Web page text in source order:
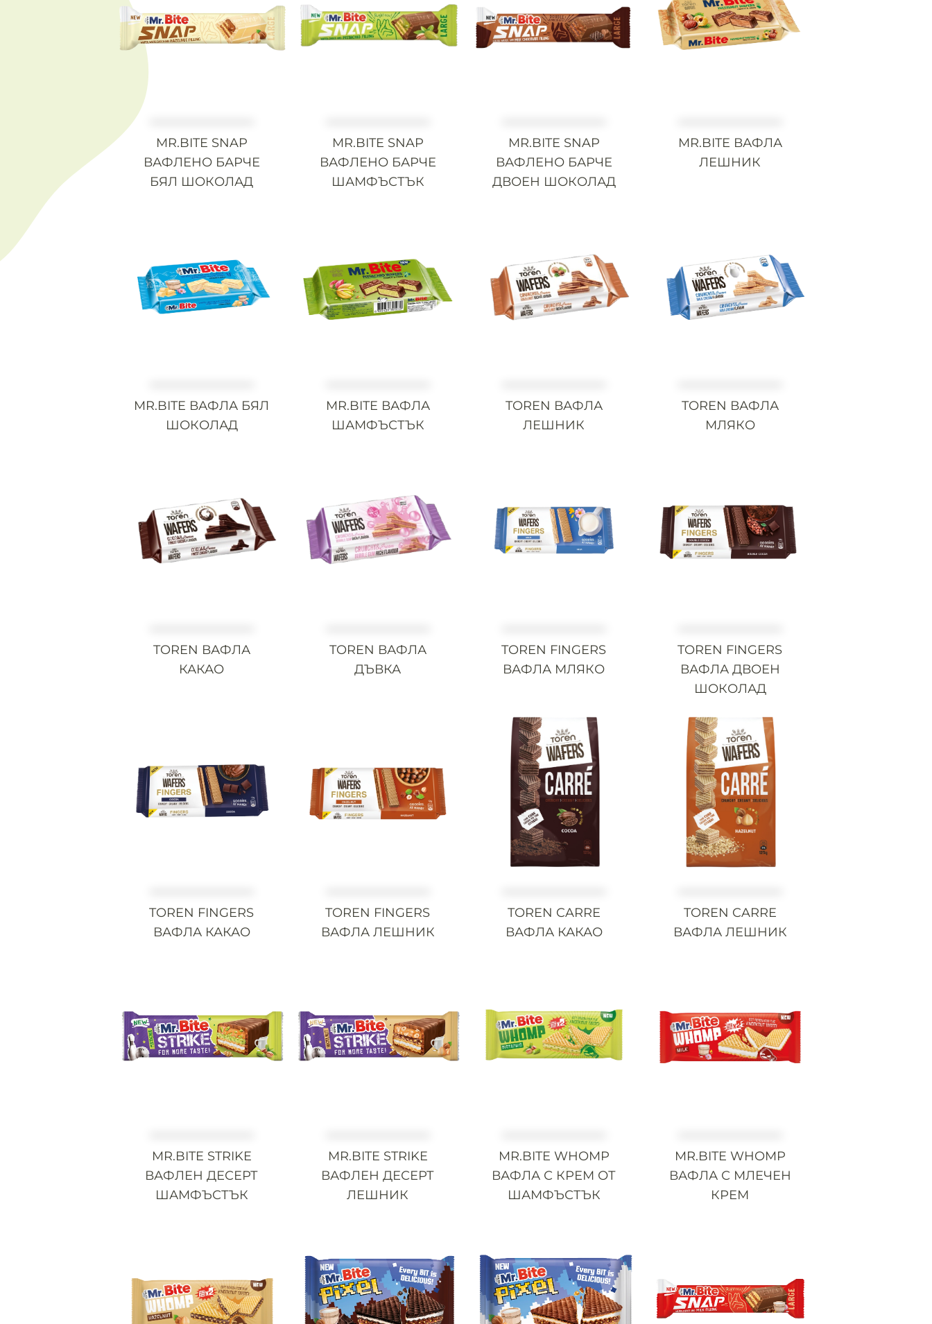
МАРКИЗИТЕ
SNUX
СУШЕНИ ПЛОДОВЕ
ПАРТНЬОРИ
MR.BITE SNAP
ВАФЛЕНО БАРЧЕ
БЯЛ ШОКОЛАД
MR.BITE SNAP
ВАФЛЕНО БАРЧЕ
ШАМФЪСТЪК
MR.BITE SNAP
ВАФЛЕНО БАРЧЕ
ДВОЕН ШОКОЛАД
MR.BITE ВАФЛА
ЛЕШНИК
MR.BITE ВАФЛА БЯЛ
ШОКОЛАД
MR.BITE ВАФЛА
ШАМФЪСТЪК
TOREN ВАФЛА
ЛЕШНИК
TOREN ВАФЛА
МЛЯКО
TOREN ВАФЛА
КАКАО
TOREN ВАФЛА
ДЪВКА
TOREN FINGERS
ВАФЛА МЛЯКО
TOREN FINGERS
ВАФЛА ДВОЕН
ШОКОЛАД
TOREN FINGERS
ВАФЛА КАКАО
TOREN FINGERS
ВАФЛА ЛЕШНИК
TOREN CARRE
ВАФЛА КАКАО
TOREN CARRE
ВАФЛА ЛЕШНИК
MR.BITE STRIKE
ВАФЛЕН ДЕСЕРТ
ШАМФЪСТЪК
MR.BITE STRIKE
ВАФЛЕН ДЕСЕРТ
ЛЕШНИК
MR.BITE WHOMP
ВАФЛА С КРЕМ ОТ
ШАМФЪСТЪК
MR.BITE WHOMP
ВАФЛА С МЛЕЧЕН
КРЕМ